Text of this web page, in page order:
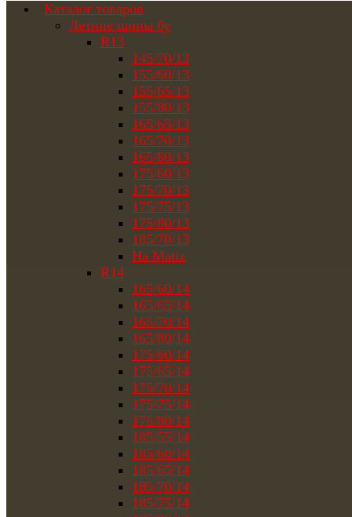
Каталог товаров
Летние шины бу
R13
145/70/13
155/60/13
155/65/13
155/80/13
165/65/13
165/70/13
165/80/13
175/60/13
175/70/13
175/75/13
175/80/13
185/70/13
На Matiz
R14
165/60/14
165/65/14
165/70/14
165/80/14
175/60/14
175/65/14
175/70/14
175/75/14
175/80/14
185/55/14
185/60/14
185/65/14
185/70/14
185/75/14